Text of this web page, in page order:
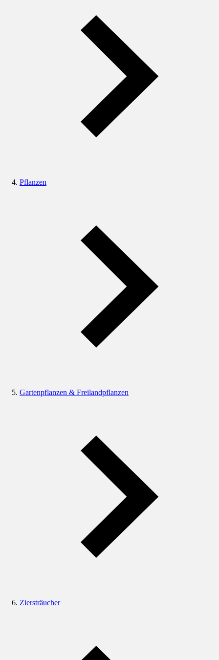
Pflanzen
Gartenpflanzen & Freilandpflanzen
Ziersträucher